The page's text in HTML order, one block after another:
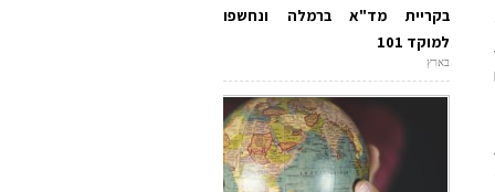
בקריית מד"א ברמלה ונחשפו
למוקד 101
בארץ